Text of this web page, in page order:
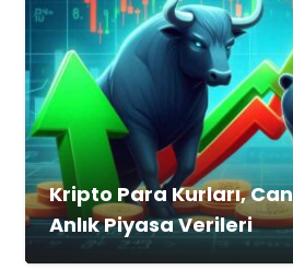
Kripto Para Kurları,
Anlık Piyasa Verileri